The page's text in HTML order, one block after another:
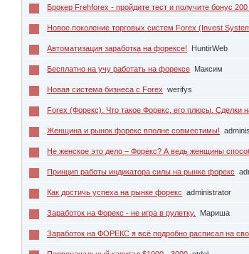
Брокер Frehforex - пройдите тест и получите бонус 200
Новое поколение торговых систем Forex (Invest
Автоматизация заработка на форексе! HuntirWeb
Бесплатно на учу работать на форексе Максим
Новая система бизнеса с Forex werifys
Forex (Форекс). Что такое Форекс, его плюсы. Сделки
Женщина и рынок форекс вполне совместимы!
Не женское это дело – Форекс? А ведь женщины
Принцип работы индикатора силы на рынке форекс
Как достичь успеха на рынке форекс administrator
Заработок на Форекс - не игра в рулетку. Мариша
Заработок на ФОРЕКС я всё подробно расписал на